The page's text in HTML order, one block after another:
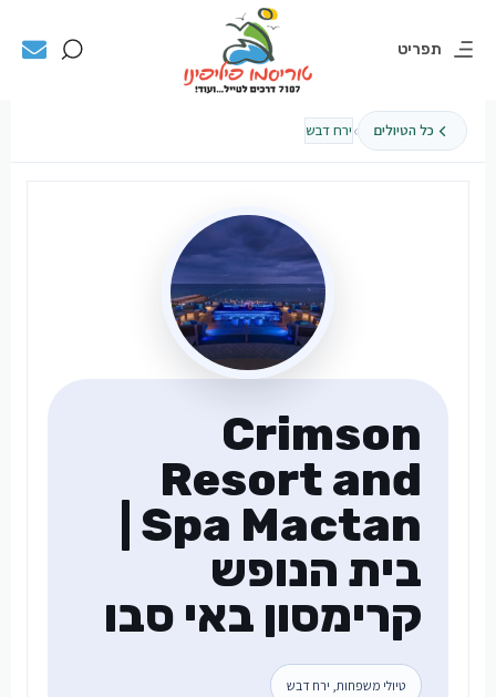
תפריט
כל הטיולים ›ירח דבש
Crimson
Resort and
בית הנופש
קרימסון באי סבו
טיולי משפחות, ירח דבש